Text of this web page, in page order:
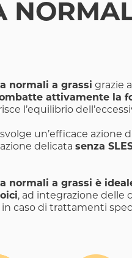
normali a grassi grazie
attivamente la
l’equilibrio
un’efficace azione
delicata senza
normali a grassi è
, ad integrazione delle
caso di trattamenti